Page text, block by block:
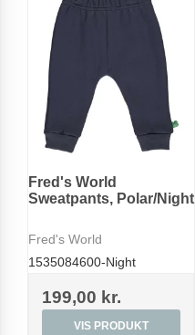
Fred's World
Sweatpants, Polar/Night
Fred's World
1535084600-Night
199,00 kr.
VIS PRODUKT